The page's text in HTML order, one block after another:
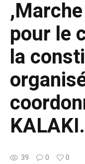
pour le
la
KALAKI.
39 0 0